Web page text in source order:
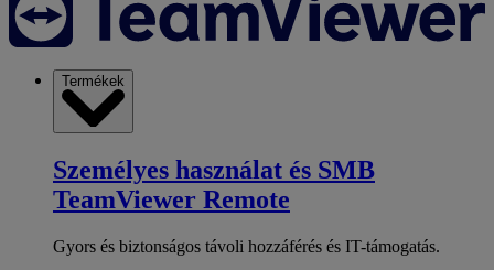
Termékek
Személyes használat és SMB
TeamViewer Remote
Gyors és biztonságos távoli hozzáférés és IT-támogatás.